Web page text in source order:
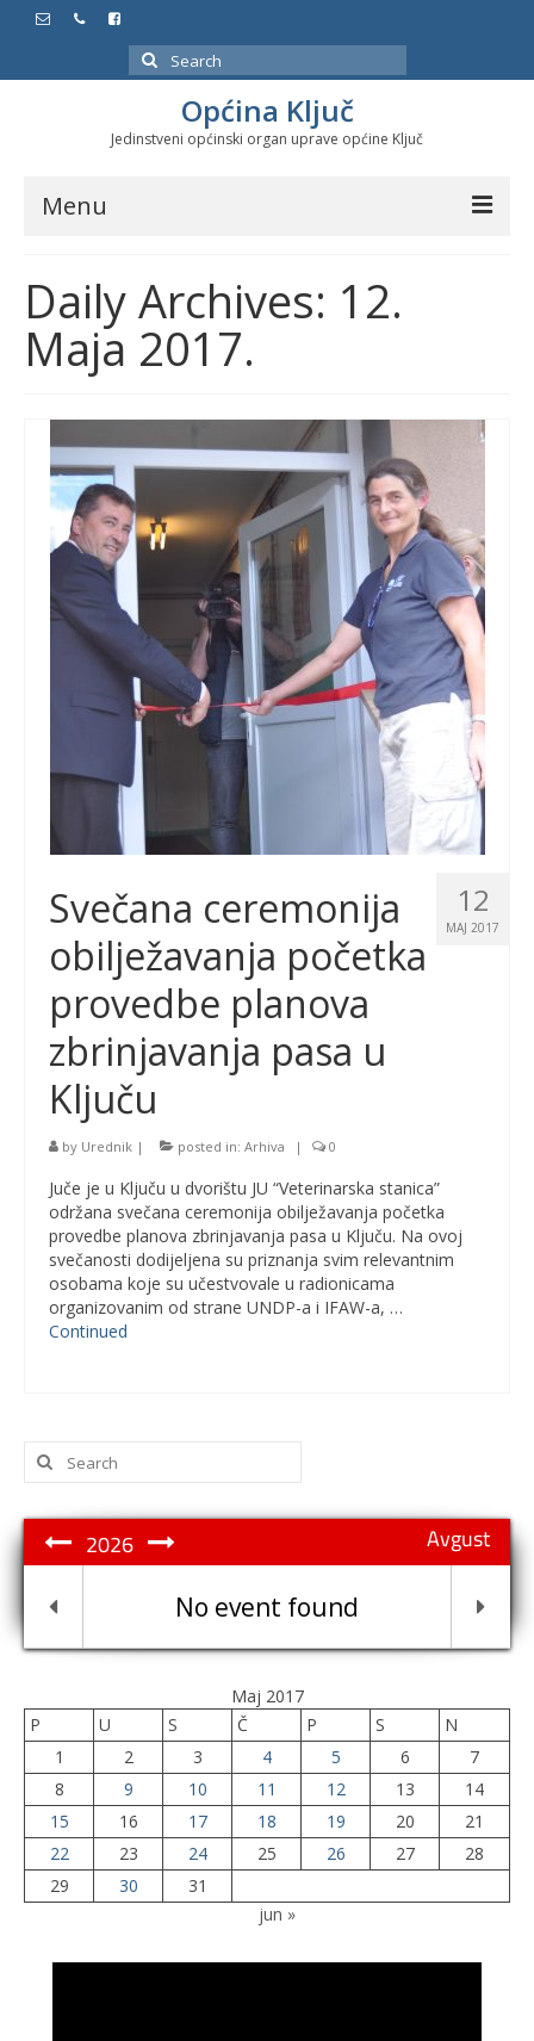
Search
for:
Općina Ključ
Jedinstveni općinski organ uprave općine Ključ
Menu
Službeni glasnici
Javne nabavke
Značajni datumi i manifestacije
Program energetske efikasnosti u stambenom
sektoru
Daily Archives: 12.
Maja 2017.
12
MAJ 2017
Svečana ceremonija
obilježavanja početka
provedbe planova
zbrinjavanja pasa u
Ključu
by Urednik | posted in: Arhiva | 0
Juče je u Ključu u dvorištu JU “Veterinarska stanica”
održana svečana ceremonija obilježavanja početka
provedbe planova zbrinjavanja pasa u Ključu. Na ovoj
svečanosti dodijeljena su priznanja svim relevantnim
osobama koje su učestvovale u radionicama
organizovanim od strane UNDP-a i IFAW-a, …
Continued
Search
for:
Avgust
2026
No event found
Maj 2017
P
U S Č P S
N
1
2 3 4 5 6
7
8
9 10 11 12 13
14
15
16 17 18 19 20
21
22
23 24 25 26 27
28
29
30
31
jun »